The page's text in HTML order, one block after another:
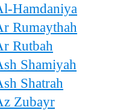
Hamdaniya
Rumaythah
Rutbah
Shamiyah
Shatrah
Zubayr